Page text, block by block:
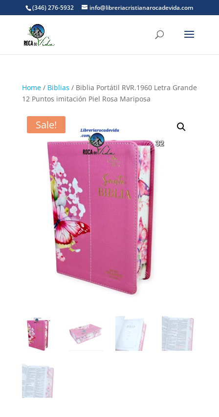
(346) 276-5932 info@libreriacristianarocadevida.com
Home/ Biblias / Biblia Portátil RVR.1960 Letra Grande
12 Puntos imitación Piel Rosa Mariposa
Sale!